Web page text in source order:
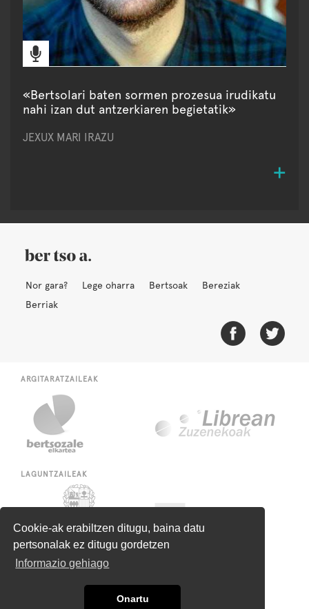
Cookie-ak erabiltzen ditugu, baina datu
pertsonalak ez ditugu gordetzen
Informazio gehiago
Onartu
«Bertsolari baten sormen prozesua irudikatu
nahi izan dut antzerkiaren begietatik»
JEXUX MARI IRAZU
Nor gara? Lege oharra Bertsoak
Bereziak
Berriak
ARGITARATZAILEAK
LAGUNTZAILEAK